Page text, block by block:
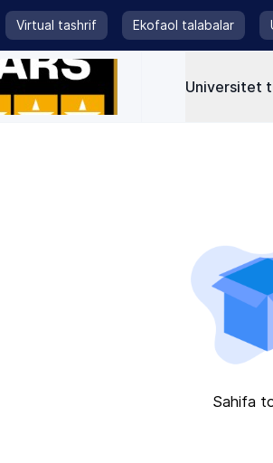
Virtual tashrif Ekofaol talabalar
Universitet
Sahifa